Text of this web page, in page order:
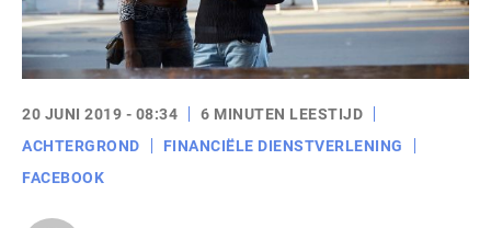
20 JUNI 2019 - 08:34
6 MINUTEN LEESTIJD
ACHTERGROND
FINANCIËLE DIENSTVERLENING
FACEBOOK